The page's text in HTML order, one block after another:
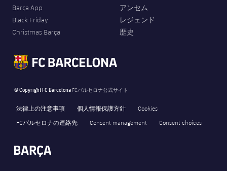
Barça App
Black Friday
Christmas Barça
アンセム
レジェンド
歴史
© Copyright FC Barcelona FCバルセロナ公式サイト
法律上の注意事項 個人情報保護方針
Cookies
FCバルセロナの連絡先
Consent management Consent choices